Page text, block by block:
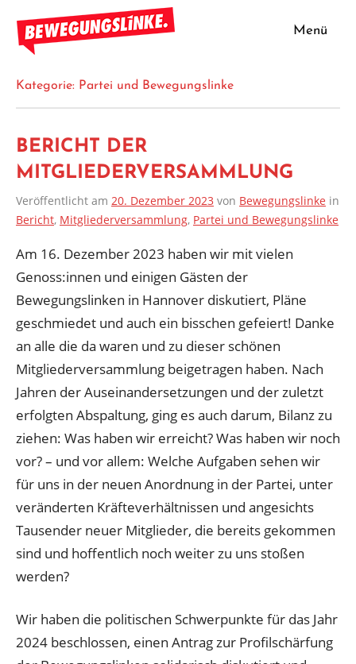
Inhalt
springen
Bewegungslinke
Menü
Kategorie: Partei und Bewegungslinke
BERICHT DER
MITGLIEDERVERSAMMLUNG
Veröffentlicht am 20. Dezember 2023 von Bewegungslinke in
Bericht, Mitgliederversammlung, Partei und Bewegungslinke
Am 16. Dezember 2023 haben wir mit vielen
Genoss:innen und einigen Gästen der
Bewegungslinken in Hannover diskutiert, Pläne
geschmiedet und auch ein bisschen gefeiert! Danke
an alle die da waren und zu dieser schönen
Mitgliederversammlung beigetragen haben. Nach
Jahren der Auseinandersetzungen und der zuletzt
erfolgten Abspaltung, ging es auch darum, Bilanz zu
ziehen: Was haben wir erreicht? Was haben wir noch
vor? – und vor allem: Welche Aufgaben sehen wir
für uns in der neuen Anordnung in der Partei, unter
veränderten Kräfteverhältnissen und angesichts
Tausender neuer Mitglieder, die bereits gekommen
sind und hoffentlich noch weiter zu uns stoßen
werden?
Wir haben die politischen Schwerpunkte für das Jahr
2024 beschlossen, einen Antrag zur Profilschärfung